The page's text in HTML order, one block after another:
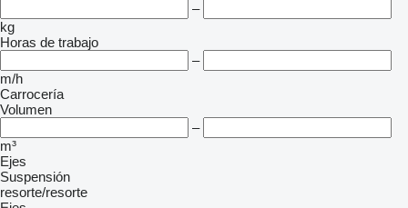
–
kg
Horas de trabajo
–
m/h
Carrocería
Volumen
–
m³
Ejes
Suspensión
resorte/resorte